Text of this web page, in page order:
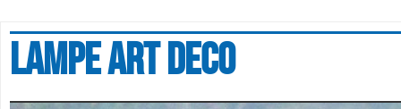
Lampe art deco